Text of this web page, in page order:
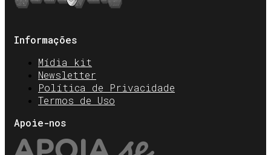
Informações
Mídia kit
Newsletter
Política de Privacidade
Termos de Uso
Apoie-nos